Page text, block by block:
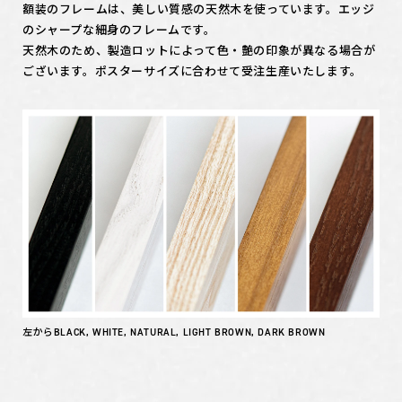
額装のフレームは、美しい質感の天然木を使っています。エッジ
のシャープな細身のフレームです。
天然木のため、製造ロットによって色・艶の印象が異なる場合が
ございます。ポスターサイズに合わせて受注生産いたします。
左からBLACK, WHITE, NATURAL, LIGHT BROWN, DARK BROWN